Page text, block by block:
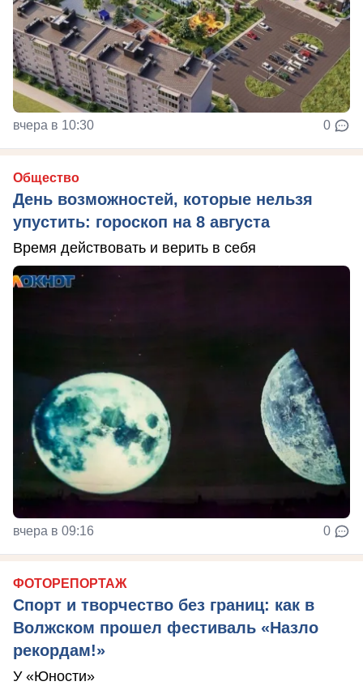
вчера в 10:30 0
Общество
День возможностей, которые нельзя
упустить: гороскоп на 8 августа
Время действовать и верить в себя
вчера в 09:16 0
ФОТОРЕПОРТАЖ
Спорт и творчество без границ: как в
Волжском прошел фестиваль «Назло
рекордам!»
У «Юности»